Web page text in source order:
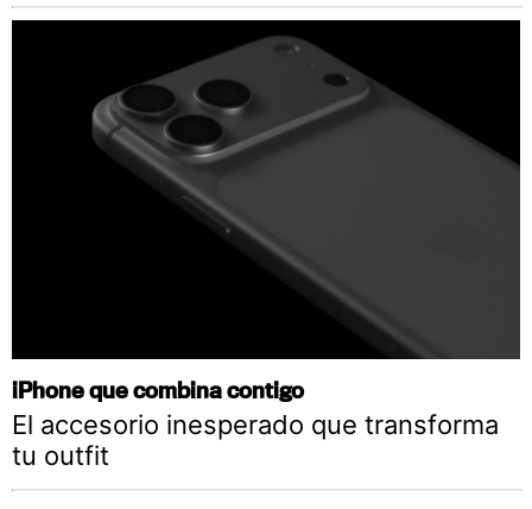
iPhone que combina contigo
El accesorio inesperado que transforma
tu outfit